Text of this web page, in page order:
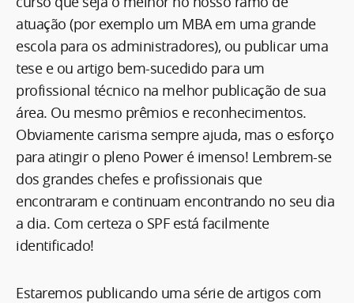
atuação (por exemplo um MBA em uma grande
escola para os administradores), ou publicar uma
tese e ou artigo bem-sucedido para um
profissional técnico na melhor publicação de sua
área. Ou mesmo prêmios e reconhecimentos.
Obviamente carisma sempre ajuda, mas o esforço
para atingir o pleno Power é imenso! Lembrem-se
dos grandes chefes e profissionais que
encontraram e continuam encontrando no seu dia
a dia. Com certeza o SPF está facilmente
identificado!
Estaremos publicando uma série de artigos com